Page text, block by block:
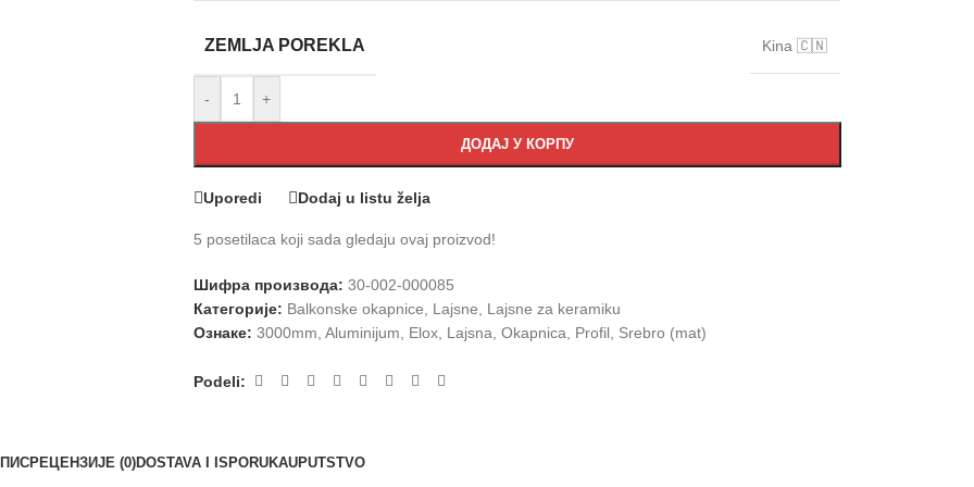
ZEMLJA POREKLA Kina 🇨🇳
- +
ДОДАЈ У КОРПУ
Uporedi Dodaj u listu želja
5 posetilaca koji sada gledaju ovaj proizvod!
Шифра производа: 30-002-000085
Категорије: Balkonske okapnice Lajsne
Lajsne za keramiku
Ознаке: 3000mm Aluminijum Elox, Lajsna Okapnica Profil, Srebro (mat)
Podeli:
РЕЦЕНЗИЈЕ (0)DOSTAVA I ISPORUKAUPUTSTVO